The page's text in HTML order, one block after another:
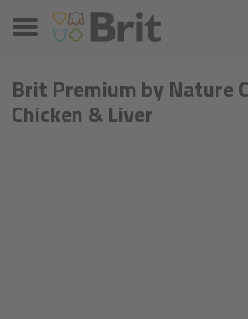
Brit Premium by Nature
Chicken & Liver
Meniu